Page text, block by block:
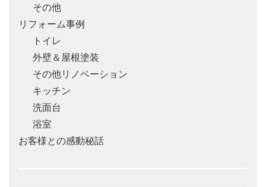
その他
リフォーム事例
トイレ
外壁＆屋根塗装
その他リノベーション
キッチン
洗面台
浴室
お客様との感動秘話